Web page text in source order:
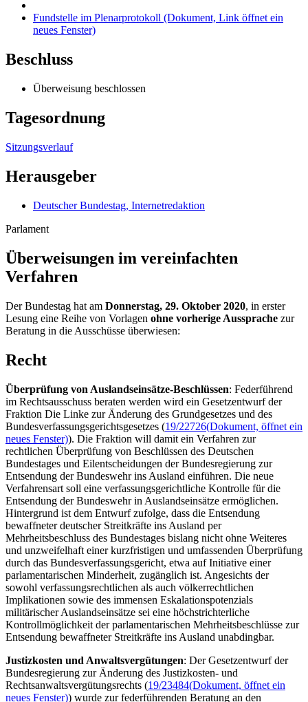
Fundstelle im Plenarprotokoll (Dokument, Link öffnet ein
neues Fenster)
Beschluss
Überweisung beschlossen
Tagesordnung
Sitzungsverlauf
Herausgeber
Deutscher Bundestag, Internetredaktion
Parlament
Überweisungen im vereinfachten
Verfahren
Der Bundestag hat am Donnerstag, 29. Oktober 2020, in erster
Lesung eine Reihe von Vorlagen ohne vorherige Aussprache zur
Beratung in die Ausschüsse überwiesen:
Recht
Überprüfung von Auslandseinsätze-Beschlüssen: Federführend
im Rechtsausschuss beraten werden wird ein Gesetzentwurf der
Fraktion Die Linke zur Änderung des Grundgesetzes und des
Bundesverfassungsgerichtsgesetzes (19/22726(Dokument, öffnet ein
neues Fenster)). Die Fraktion will damit ein Verfahren zur
rechtlichen Überprüfung von Beschlüssen des Deutschen
Bundestages und Eilentscheidungen der Bundesregierung zur
Entsendung der Bundeswehr ins Ausland einführen. Die neue
Verfahrensart soll eine verfassungsgerichtliche Kontrolle für die
Entsendung der Bundeswehr in Auslandseinsätze ermöglichen.
Hintergrund ist dem Entwurf zufolge, dass die Entsendung
bewaffneter deutscher Streitkräfte ins Ausland per
Mehrheitsbeschluss des Bundestages bislang nicht ohne Weiteres
und unzweifelhaft einer kurzfristigen und umfassenden Überprüfung
durch das Bundesverfassungsgericht, etwa auf Initiative einer
parlamentarischen Minderheit, zugänglich ist. Angesichts der
sowohl verfassungsrechtlichen als auch völkerrechtlichen
Implikationen sowie des immensen Eskalationspotenzials
militärischer Auslandseinsätze sei eine höchstrichterliche
Kontrollmöglichkeit der parlamentarischen Mehrheitsbeschlüsse zur
Entsendung bewaffneter Streitkräfte ins Ausland unabdingbar.
Justizkosten und Anwaltsvergütungen: Der Gesetzentwurf der
Bundesregierung zur Änderung des Justizkosten- und
Rechtsanwaltsvergütungsrechts (19/23484(Dokument, öffnet ein
neues Fenster)) wurde zur federführenden Beratung an den